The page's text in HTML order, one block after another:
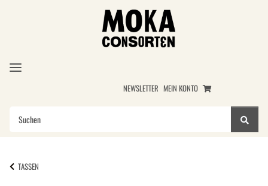
NEWSLETTER MEIN KONTO
TASSEN